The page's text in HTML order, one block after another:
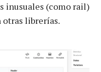
inusuales (como rail)
otras librerías.